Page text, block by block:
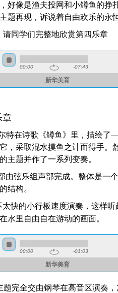
好像是渔夫投网和小鳟鱼的挣
题再现，诉说着自由欢乐的永
请同学们完整地欣赏第四乐章
章
特在诗歌《鳟鱼》里，描绘了
，采取混水摸鱼之计而得手。
主题并作了一系列变奏。
由弦乐组声部完成。整体是一
结构。
快的小行板速度演奏，这样
水里自由自在游动的画面。
题完全交由钢琴在高音区演奏